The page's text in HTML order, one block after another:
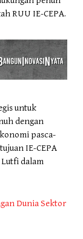
RUU IE-CEPA.
untuk
dengan
pasca-
IE-CEPA
dalam
Dunia Sektor